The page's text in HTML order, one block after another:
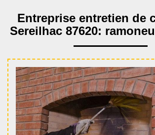
Entreprise entretien de
Sereilhac 87620: